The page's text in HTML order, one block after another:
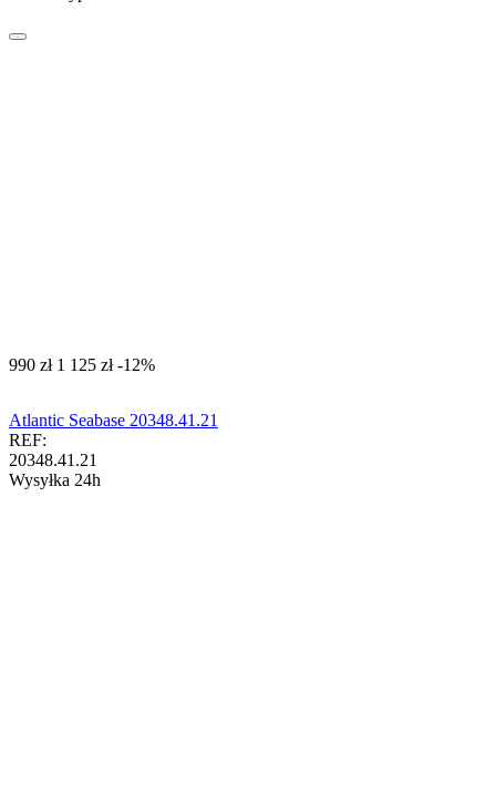
‍990‍ zł ‍1 125‍ zł -12%
Atlantic Seabase 20348.41.21
REF:
20348.41.21
Wysyłka 24h